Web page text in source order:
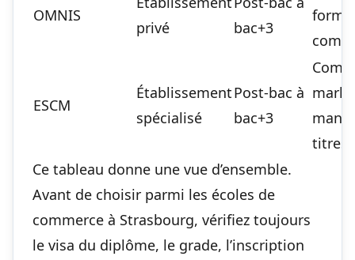
OMNIS
privé
bac+3
ESCM
Établissement
spécialisé
Post-bac à
bac+3
titres
Ce tableau donne une vue d’ensemble.
Avant de choisir parmi les écoles de
commerce à Strasbourg, vérifiez toujours
le visa du diplôme, le grade, l’inscription